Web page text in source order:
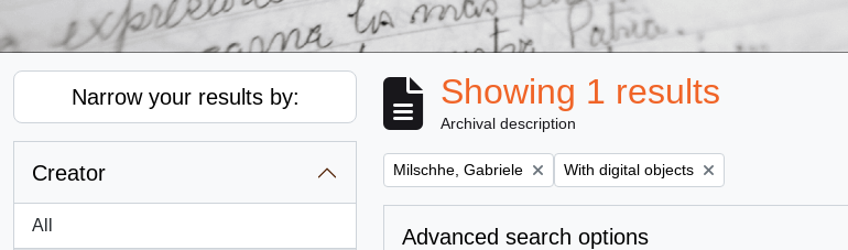
Narrow your results by:
Creator
All
Showing 1 results
Archival description
Remove filter:
Milschhe, Gabriele Remove filter:
With digital objects
Advanced search options